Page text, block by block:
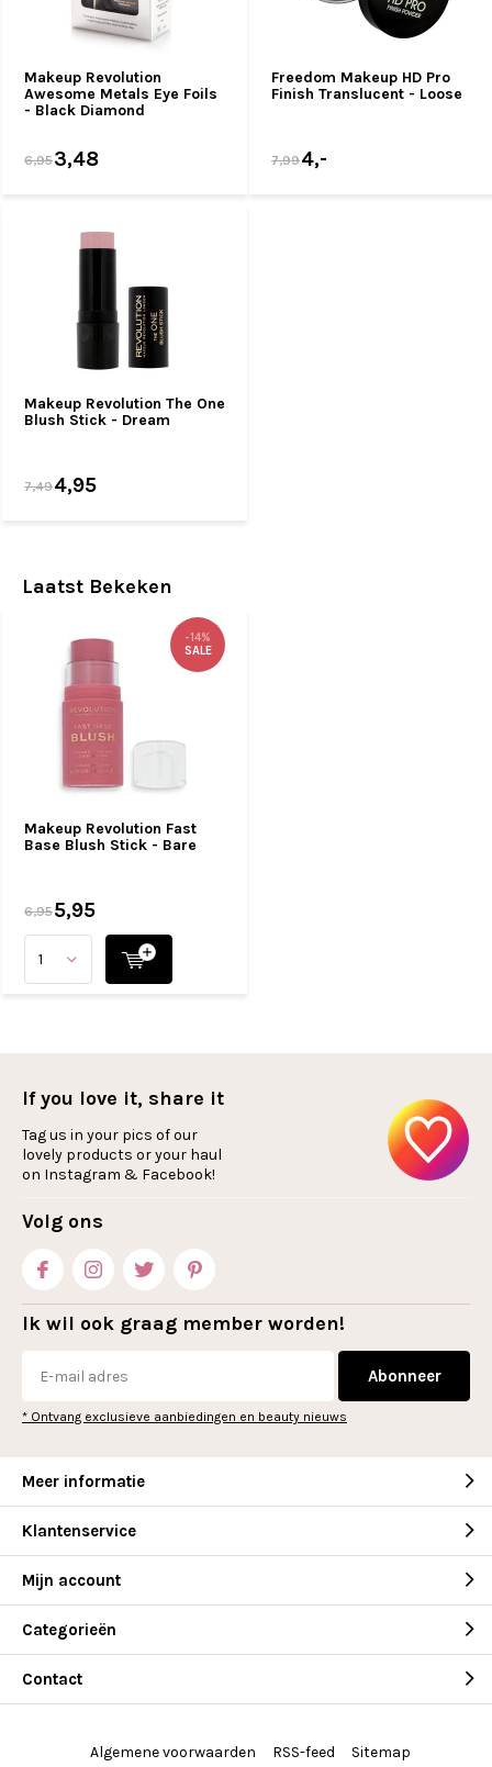
Makeup Revolution
Awesome Metals Eye Foils
- Black Diamond
6,953,48
Freedom Makeup HD Pro
Finish Translucent - Loose
7,994,-
Makeup Revolution The One
Blush Stick - Dream
7,494,95
Laatst Bekeken
Makeup Revolution Fast
Base Blush Stick - Bare
-14%
SALE
6,955,95
If you love it, share it
Tag us in your pics of our
lovely products or your haul
on Instagram & Facebook!
Volg ons
Ik wil ook graag member worden!
Abonneer
* Ontvang exclusieve aanbiedingen en beauty nieuws
Meer informatie
Klantenservice
Mijn account
Categorieën
Contact
Algemene voorwaarden RSS-feed Sitemap